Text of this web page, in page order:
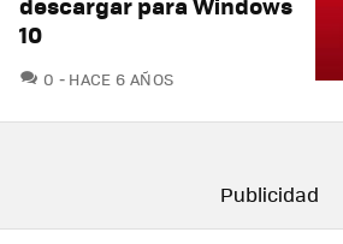
10
0 COMENTARIOS
HACE 6 AÑOS